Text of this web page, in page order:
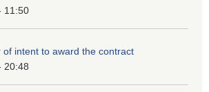
11:50
of intent to award the contract
20:48